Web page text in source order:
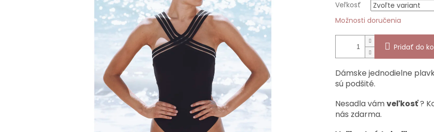
Veľkosť
Možnosti doručenia
Pridať do
Dámske jednodielne
sú podšité.
Nesadla vámveľkosť?
nás zdarma.